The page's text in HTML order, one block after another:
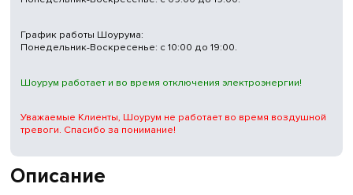
Описание
График работы Шоурума:
Понедельник-Воскресенье: с 10:00 до 19:00.
Шоурум работает и во время отключения электроэнергии!
Уважаемые Клиенты, Шоурум не работает во время воздушной
тревоги. Спасибо за понимание!